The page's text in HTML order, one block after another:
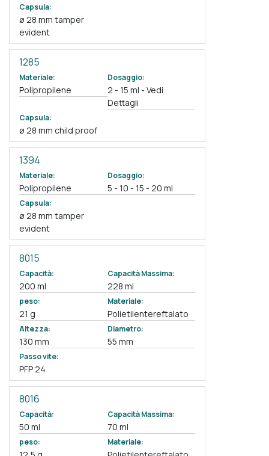
Capsula:
ø 28 mm tamper
evident
1285
Materiale:
Polipropilene
Dosaggio:
2 - 15 ml - Vedi
Dettagli
Capsula:
ø 28 mm child proof
1394
Materiale:
Polipropilene
Dosaggio:
5 - 10 - 15 - 20 ml
Capsula:
ø 28 mm tamper
evident
8015
Capacità:
200 ml
Capacità Massima:
228 ml
peso:
21 g
Materiale:
Polietilentereftalato
Altezza:
130 mm
Diametro:
55 mm
Passo vite:
PFP 24
8016
Capacità:
50 ml
Capacità Massima:
70 ml
peso: Materiale: